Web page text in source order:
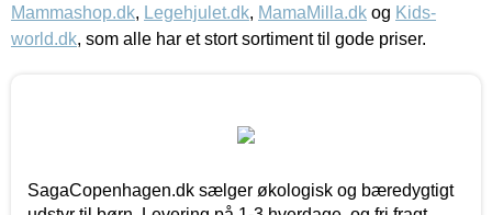
Mammashop.dk, Legehjulet.dk, MamaMilla.dk og Kids-
world.dk, som alle har et stort sortiment til gode priser.
SagaCopenhagen.dk sælger økologisk og bæredygtigt